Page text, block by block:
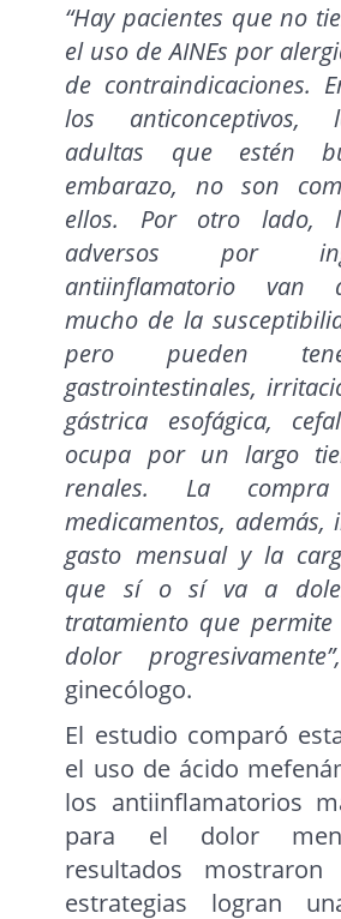
“Hay pacientes que no
el uso de AINEs por
de contraindicaciones.
los anticonceptivos,
adultas que estén
embarazo, no son
ellos. Por otro lado,
adversos por
antiinflamatorio van
mucho de la
pero pueden
gastrointestinales,
gástrica esofágica,
ocupa por un largo
renales. La
medicamentos, además,
gasto mensual y la
que sí o sí va a
tratamiento que
dolor progresivamente”,
ginecólogo.
El estudio comparó
el uso de ácido
los antiinflamatorios
para el dolor
resultados
estrategias logran